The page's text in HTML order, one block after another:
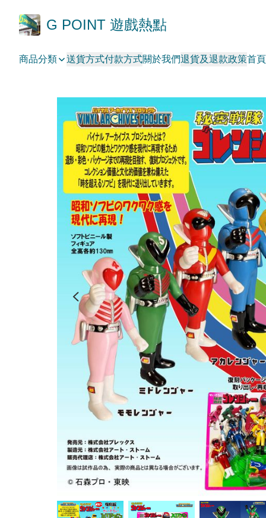
G POINT 遊戲熱點
商品分類 送貨方式付款方式關於我們退貨及退款政策首頁